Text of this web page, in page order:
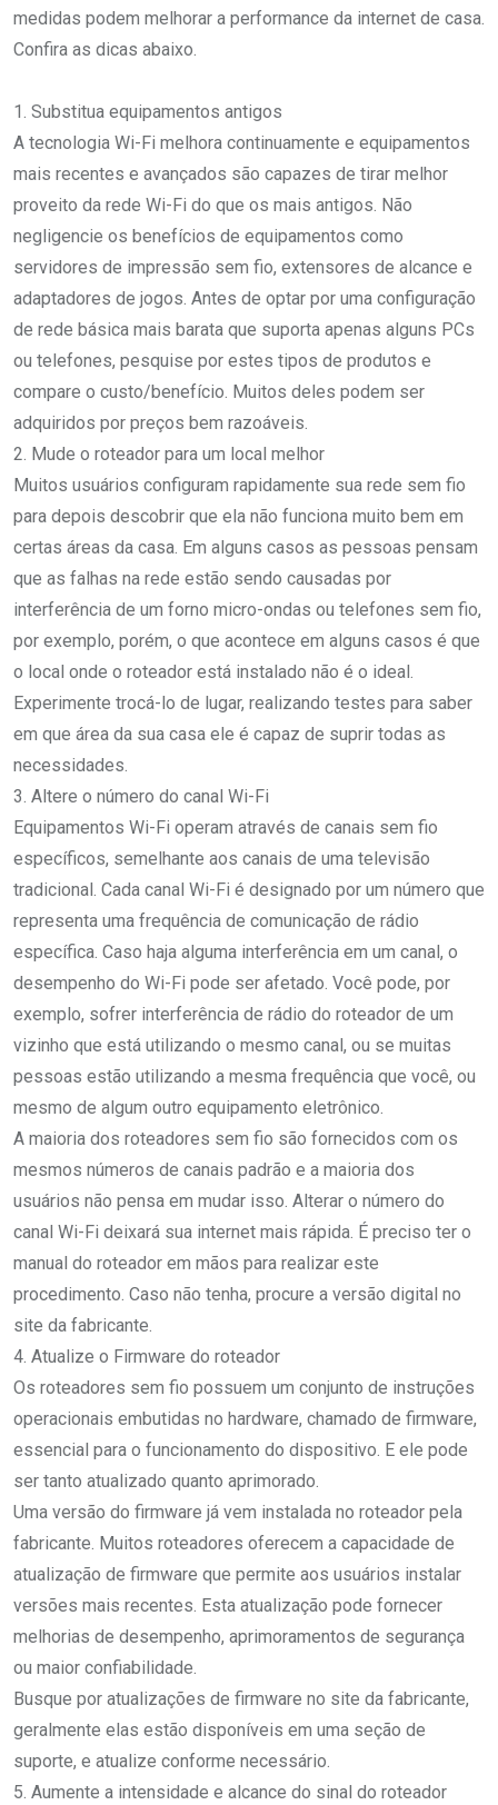
medidas podem melhorar a performance da internet de casa.
Confira as dicas abaixo.
1. Substitua equipamentos antigos
A tecnologia Wi-Fi melhora continuamente e equipamentos
mais recentes e avançados são capazes de tirar melhor
proveito da rede Wi-Fi do que os mais antigos. Não
negligencie os benefícios de equipamentos como
servidores de impressão sem fio, extensores de alcance e
adaptadores de jogos. Antes de optar por uma configuração
de rede básica mais barata que suporta apenas alguns PCs
ou telefones, pesquise por estes tipos de produtos e
compare o custo/benefício. Muitos deles podem ser
adquiridos por preços bem razoáveis.
2. Mude o roteador para um local melhor
Muitos usuários configuram rapidamente sua rede sem fio
para depois descobrir que ela não funciona muito bem em
certas áreas da casa. Em alguns casos as pessoas pensam
que as falhas na rede estão sendo causadas por
interferência de um forno micro-ondas ou telefones sem fio,
por exemplo, porém, o que acontece em alguns casos é que
o local onde o roteador está instalado não é o ideal.
Experimente trocá-lo de lugar, realizando testes para saber
em que área da sua casa ele é capaz de suprir todas as
necessidades.
3. Altere o número do canal Wi-Fi
Equipamentos Wi-Fi operam através de canais sem fio
específicos, semelhante aos canais de uma televisão
tradicional. Cada canal Wi-Fi é designado por um número que
representa uma frequência de comunicação de rádio
específica. Caso haja alguma interferência em um canal, o
desempenho do Wi-Fi pode ser afetado. Você pode, por
exemplo, sofrer interferência de rádio do roteador de um
vizinho que está utilizando o mesmo canal, ou se muitas
pessoas estão utilizando a mesma frequência que você, ou
mesmo de algum outro equipamento eletrônico.
A maioria dos roteadores sem fio são fornecidos com os
mesmos números de canais padrão e a maioria dos
usuários não pensa em mudar isso. Alterar o número do
canal Wi-Fi deixará sua internet mais rápida. É preciso ter o
manual do roteador em mãos para realizar este
procedimento. Caso não tenha, procure a versão digital no
site da fabricante.
4. Atualize o Firmware do roteador
Os roteadores sem fio possuem um conjunto de instruções
operacionais embutidas no hardware, chamado de firmware,
essencial para o funcionamento do dispositivo. E ele pode
ser tanto atualizado quanto aprimorado.
Uma versão do firmware já vem instalada no roteador pela
fabricante. Muitos roteadores oferecem a capacidade de
atualização de firmware que permite aos usuários instalar
versões mais recentes. Esta atualização pode fornecer
melhorias de desempenho, aprimoramentos de segurança
ou maior confiabilidade.
Busque por atualizações de firmware no site da fabricante,
geralmente elas estão disponíveis em uma seção de
suporte, e atualize conforme necessário.
5. Aumente a intensidade e alcance do sinal do roteador